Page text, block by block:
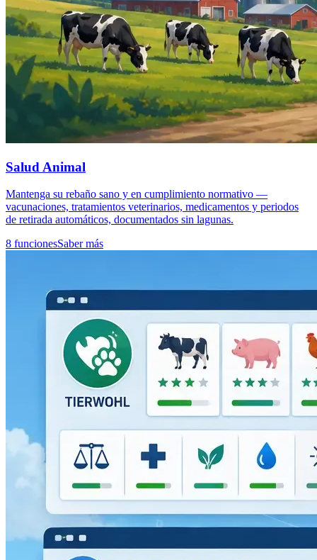
Salud Animal
Mantenga su rebaño sano y en cumplimiento normativo —
vacunaciones, tratamientos veterinarios, medicamentos y periodos
de retirada automáticos, documentados sin lagunas.
8 funcionesSaber más